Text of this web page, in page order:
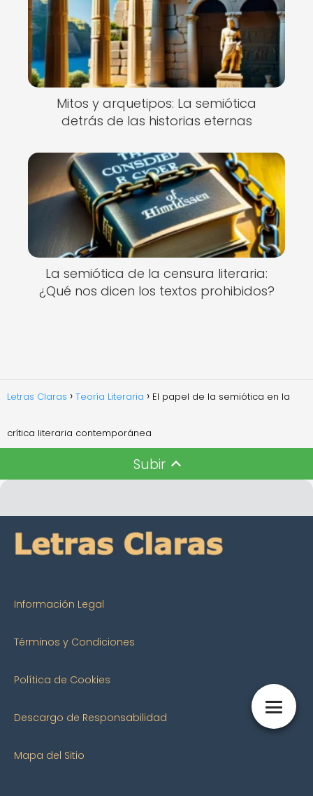
Mitos y arquetipos: La semiótica
detrás de las historias eternas
La semiótica de la censura literaria:
¿Qué nos dicen los textos prohibidos?
Letras Claras Teoría Literaria El papel de la semiótica en la
crítica literaria contemporánea
Subir
Información Legal
Términos y Condiciones
Política de Cookies
Descargo de Responsabilidad
Mapa del Sitio